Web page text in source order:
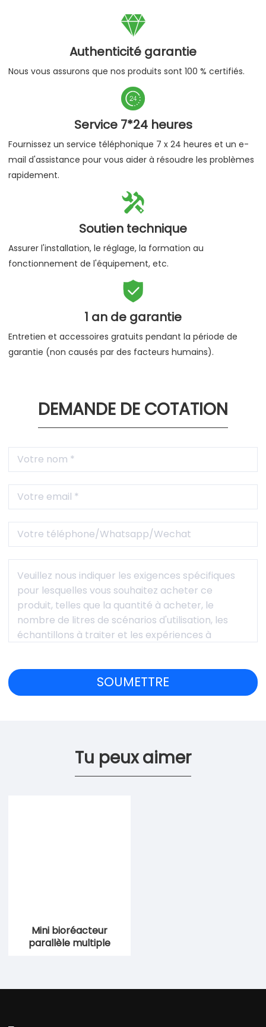

Authenticité garantie
Nous vous assurons que nos produits sont 100 % certifiés.

Service 7*24 heures
Fournissez un service téléphonique 7 x 24 heures et un e-
mail d'assistance pour vous aider à résoudre les problèmes
rapidement.

Soutien technique
Assurer l'installation, le réglage, la formation au
fonctionnement de l'équipement, etc.

1 an de garantie
Entretien et accessoires gratuits pendant la période de
garantie (non causés par des facteurs humains).
DEMANDE DE COTATION
Tu peux aimer
Mini bioréacteur
parallèle multiple